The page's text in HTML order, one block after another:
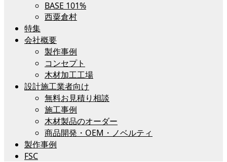
BASE 101%
西粟倉村
特集
会社概要
製作事例
コンセプト
木材加工工場
設計施工業者向け
無料お見積り相談
施工事例
木材製品のオーダー
商品開発・OEM・ノベルティ
製作事例
FSC